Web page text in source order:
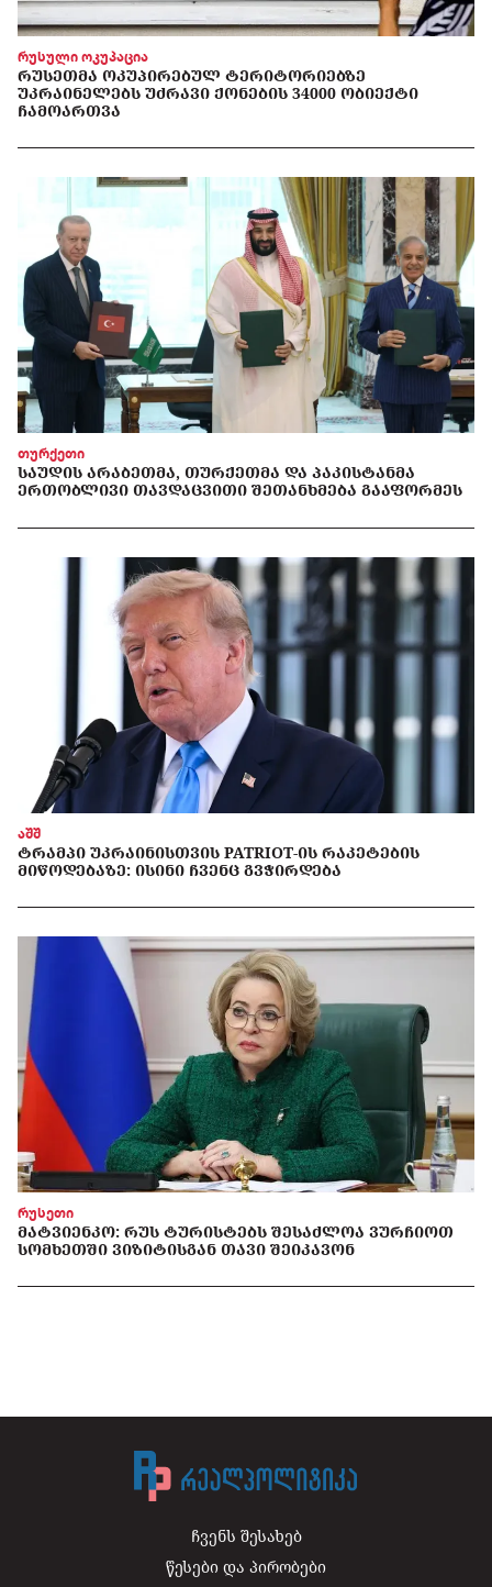
რუსული ოკუპაცია
ᲠᲣᲡᲔᲗᲛᲐ ᲝᲙᲣᲞᲘᲠᲔᲑᲣᲚ ᲢᲔᲠᲘᲢᲝᲠᲘᲔᲑᲖᲔ
ᲣᲙᲠᲐᲘᲜᲔᲚᲔᲑᲡ ᲣᲫᲠᲐᲕᲘ ᲥᲝᲜᲔᲑᲘᲡ 34000 ᲝᲑᲘᲔᲥᲢᲘ
ᲩᲐᲛᲝᲐᲠᲗᲕᲐ
თურქეთი
ᲡᲐᲣᲓᲘᲡ ᲐᲠᲐᲑᲔᲗᲛᲐ, ᲗᲣᲠᲥᲔᲗᲛᲐ ᲓᲐ ᲞᲐᲙᲘᲡᲢᲐᲜᲛᲐ
ᲔᲠᲗᲝᲑᲚᲘᲕᲘ ᲗᲐᲕᲓᲐᲪᲕᲘᲗᲘ ᲨᲔᲗᲐᲜᲮᲛᲔᲑᲐ ᲒᲐᲐᲤᲝᲠᲛᲔᲡ
აშშ
ᲢᲠᲐᲛᲞᲘ ᲣᲙᲠᲐᲘᲜᲘᲡᲗᲕᲘᲡ PATRIOT-ᲘᲡ ᲠᲐᲙᲔᲢᲔᲑᲘᲡ
ᲛᲘᲬᲝᲓᲔᲑᲐᲖᲔ: ᲘᲡᲘᲜᲘ ᲩᲕᲔᲜᲪ ᲒᲕᲭᲘᲠᲓᲔᲑᲐ
რუსეთი
ᲛᲐᲢᲕᲘᲔᲜᲙᲝ: ᲠᲣᲡ ᲢᲣᲠᲘᲡᲢᲔᲑᲡ ᲨᲔᲡᲐᲫᲚᲝᲐ ᲕᲣᲠᲩᲘᲝᲗ
ᲡᲝᲛᲮᲔᲗᲨᲘ ᲕᲘᲖᲘᲢᲘᲡᲒᲐᲜ ᲗᲐᲕᲘ ᲨᲔᲘᲙᲐᲕᲝᲜ
ჩვენს შესახებ
წესები და პირობები